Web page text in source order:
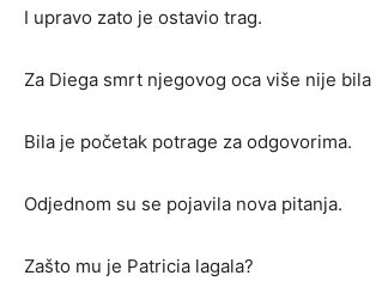
I upravo zato je ostavio trag.
Za Diega smrt njegovog oca više nije bila
Bila je početak potrage za odgovorima.
Odjednom su se pojavila nova pitanja.
Zašto mu je Patricia lagala?